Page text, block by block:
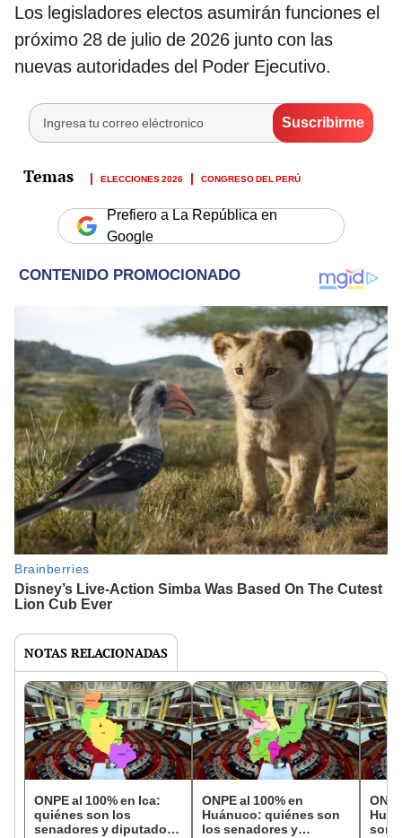
Los legisladores electos asumirán funciones el
próximo 28 de julio de 2026 junto con las
nuevas autoridades del Poder Ejecutivo.
ELECCIONES 2026 CONGRESO DEL PERÚ
Prefiero a La República en
Google
NOTAS RELACIONADAS
ONPE al 100% en Ica:
quiénes son los
senadores y diputados
ONPE al 100% en
Huánuco: quiénes son
los senadores y
son